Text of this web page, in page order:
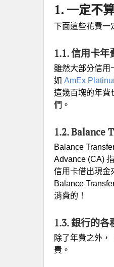
1. 一定不
下面這些花費一
1.1. 信用卡年
雖然大部分信用
如 AmEx
這幾百塊的年費
們。
1.2. Balance
Balance
Advance (CA)
信用卡借出現金
Balance
消費的！
1.3. 銀行的各
除了年費之外，
費。